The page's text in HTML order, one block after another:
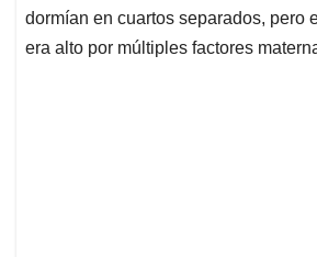
dormían en cuartos separados, pero
era alto por múltiples factores